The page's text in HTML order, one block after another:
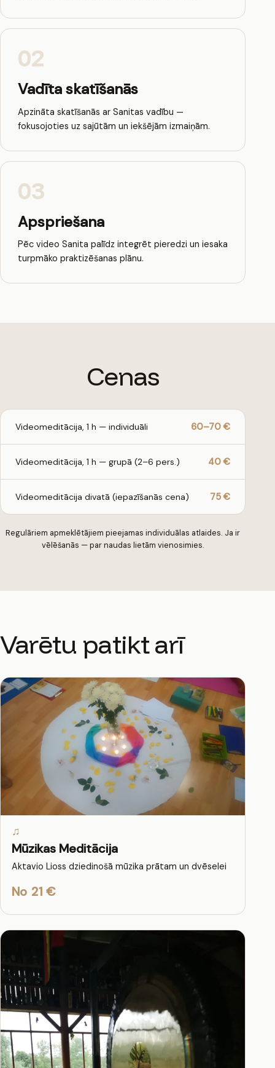
02
Vadīta skatīšanās
Apzināta skatīšanās ar Sanitas vadību —
fokusojoties uz sajūtām un iekšējām izmaiņām.
03
Apspriešana
Pēc video Sanita palīdz integrēt pieredzi un iesaka
turpmāko praktizēšanas plānu.
Cenas
Videomeditācija, 1 h — individuāli 60–70 €
Videomeditācija, 1 h — grupā (2–6 pers.) 40 €
Videomeditācija divatā (iepazīšanās cena) 75 €
Regulāriem apmeklētājiem pieejamas individuālas atlaides. Ja ir
vēlēšanās — par naudas lietām vienosimies.
Varētu patikt arī
♫
Mūzikas Meditācija
Aktavio Lioss dziedinošā mūzika prātam un dvēselei
No 21 €